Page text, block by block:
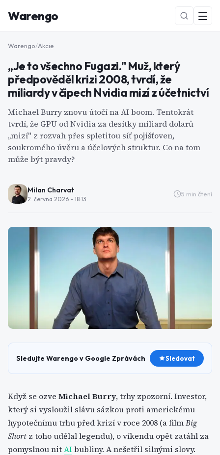
Warengo
NOVÉ
Warengo/Akcie
„Je to všechno Fugazi." Muž, který
předpověděl krizi 2008, tvrdí, že
miliardy v čipech Nvidia mizí z účetnictví
Michael Burry znovu útočí na AI boom. Tentokrát
tvrdí, že GPU od Nvidia za desítky miliard dolarů
„mizí" z rozvah přes spletitou síť pojišťoven,
soukromého úvěru a účelových struktur. Co na tom
může být pravdy?
Milan Charvat
2. června 2026 - 18:13
5 min čtení
Sledujte Warengo v Google Zprávách Sledovat
Když se ozve Michael Burry, trhy zpozorní. Investor,
který si vysloužil slávu sázkou proti americkému
hypotečnímu trhu před krizí v roce 2008 (a filmBig
Short z toho udělal legendu), o víkendu opět zatáhl za
pomyslnou nitAIbubliny. A nešetřil silnými slovy.